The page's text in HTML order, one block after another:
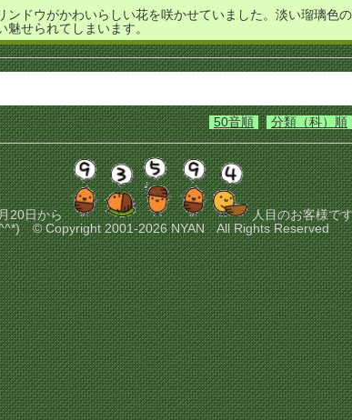
ドウがかわいらしい花を咲かせていました。淡い瑠璃色
せられてしまいます。
分類（科）順
50音順
20日から
人目のお客様で
© Copyright 2001-2026 NYAN All Rights Reserved